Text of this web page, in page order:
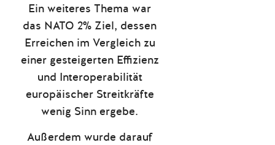
Ein weiteres Thema war
das NATO 2% Ziel, dessen
Erreichen im Vergleich zu
einer gesteigerten Effizienz
und Interoperabilität
europäischer Streitkräfte
wenig Sinn ergebe.
Außerdem wurde darauf